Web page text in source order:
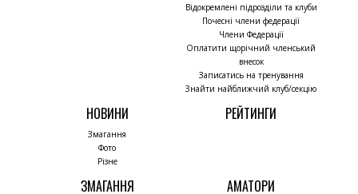
Відокремлені підрозділи та клуби
Почесні члени федерації
Члени Федерації
Оплатити щорічний членський
внесок
Записатись на тренування
Знайти найближчий клуб/секцію
НОВИНИ
Змагання
Фото
Різне
РЕЙТИНГИ
ЗМАГАННЯ АМАТОРИ